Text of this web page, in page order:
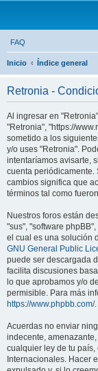
FAQ
Inicio
Índice general
Retronia -
Al ingresar en
"Retronia", "https://
sometido a los
y/o uses "Retronia".
intentaríamos avisarte,
cuenta periódicamente.
cambios significa que
términos tal como
Nuestros foros están
"sus", "software
el cual es una solución
GNU General Public
puede ser descargada
facilita discusiones
lo que aprobamos y/o
permisible. Para más
https://www.phpbb.com/.
Acuerdas no enviar
indecente,
cualquier ley de tu
Internacionales. Hacer